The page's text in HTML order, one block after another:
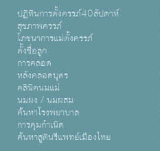
ปฏิทินการตั้งครรภ์40สัปดาห์
สุขภาพครรภ์
โภชนาการแม่ตั้งครรภ์
ตั้งชื่อลูก
การคลอด
หลังคลอดบุตร
คลินิคนมแม่
นมผง / นมผสม
ค้นหาโรงพยาบาล
การคุมกำเนิด
ค้นหาสูตินรีแพทย์เมืองไทย